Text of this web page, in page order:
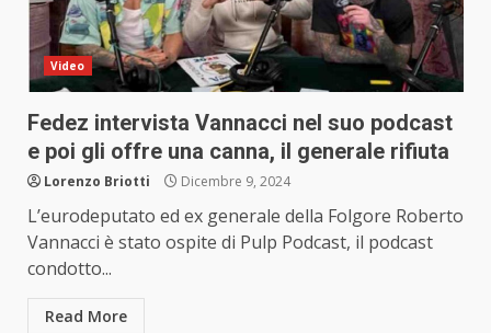
Video
Fedez intervista Vannacci nel suo podcast
e poi gli offre una canna, il generale rifiuta
Lorenzo Briotti Dicembre 9, 2024
L’eurodeputato ed ex generale della Folgore Roberto
Vannacci è stato ospite di Pulp Podcast, il podcast
condotto...
Read More